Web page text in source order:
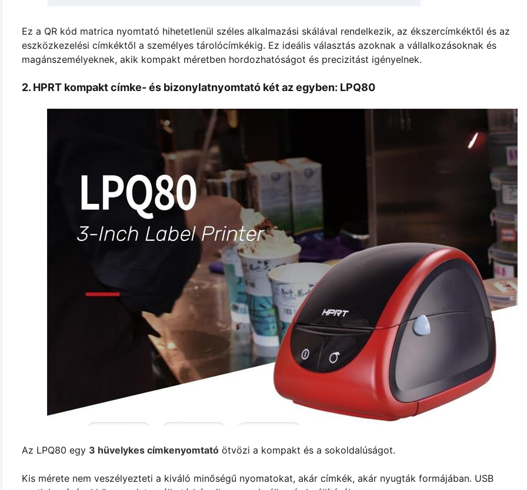
Ez a QR kód matrica nyomtató hihetetlenül széles alkalmazási skálával rendelkezik, az ékszercímkéktől és az
eszközkezelési címkéktől a személyes tárolócímkékig. Ez ideális választás azoknak a vállalkozásoknak és
magánszemélyeknek, akik kompakt méretben hordozhatóságot és precizitást igényelnek.
2. HPRT kompakt címke- és bizonylatnyomtató két az egyben: LPQ80
Az LPQ80 egy 3 hüvelykes címkenyomtató ötvözi a kompakt és a sokoldalúságot.
Kis mérete nem veszélyezteti a kiváló minőségű nyomatokat, akár címkék, akár nyugták formájában. USB